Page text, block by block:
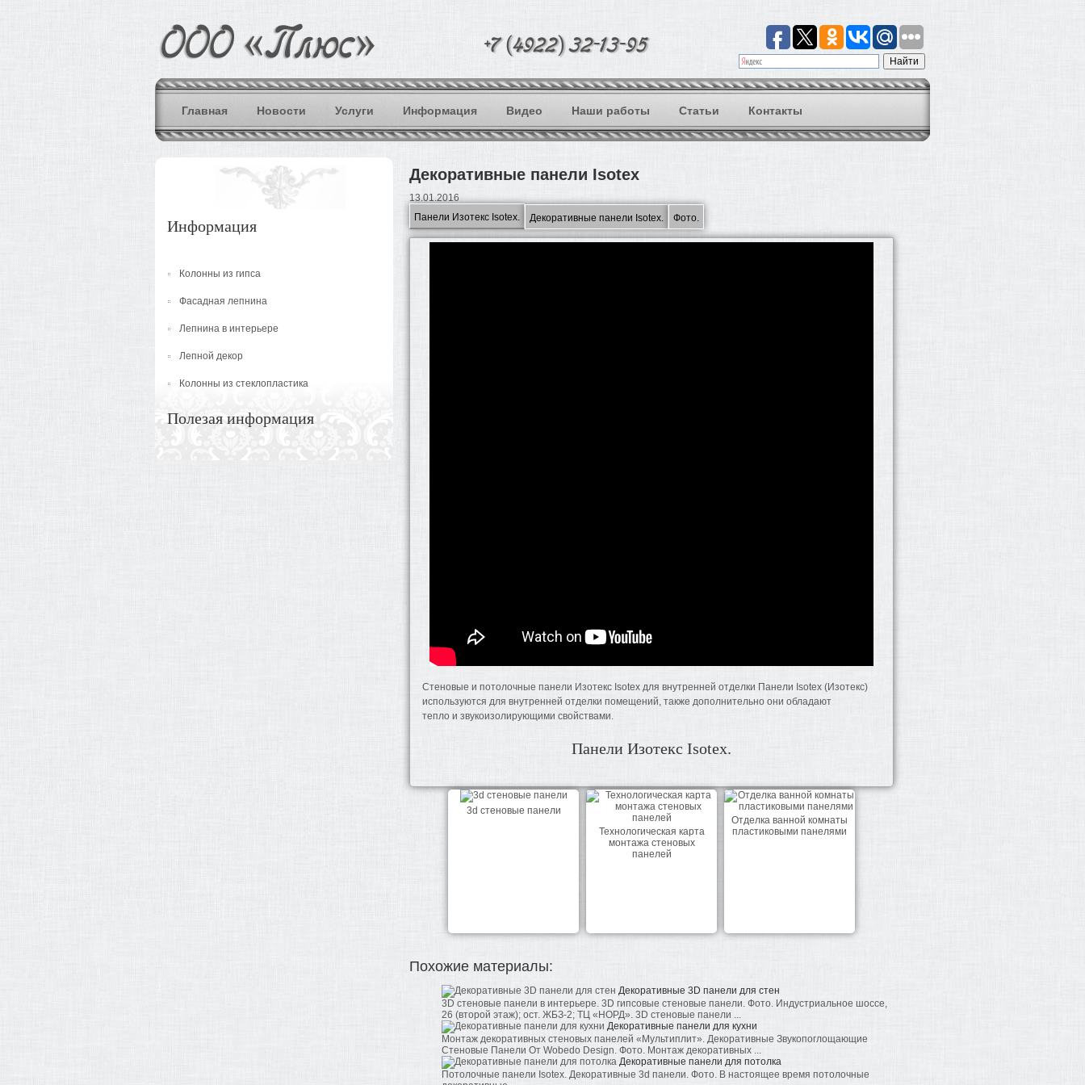
Главная Новости Услуги Информация Видео Наши работы Статьи Контакты
Информация
Колонны из гипса
Фасадная лепнина
Лепнина в интерьере
Лепной декор
Колонны из стеклопластика
Полезая информация
Декоративные панели Isotex
13.01.2016
Панели Изотекс Isotex.
Декоративные панели Isotex. Фото.
Стеновые и потолочные панели Изотекс Isotex для внутренней отделки Панели Isotex (Изотекс)
используются для внутренней отделки помещений, также дополнительно они обладают
тепло и звукоизолирующими свойствами.
Панели Изотекс Isotex.
3d стеновые панели
Технологическая карта
монтажа стеновых
панелей
Отделка ванной комнаты
пластиковыми панелями
Похожие материалы:
Декоративные 3D панели для стен
3D стеновые панели в интерьере. 3D гипсовые стеновые панели. Фото. Индустриальное шоссе,
26 (второй этаж); ост. ЖБЗ-2; ТЦ «НОРД». 3D стеновые панели ...
Декоративные панели для кухни
Монтаж декоративных стеновых панелей «Мультиплит». Декоративные Звукопоглощающие
Стеновые Панели От Wobedo Design. Фото. Монтаж декоративных ...
Декоративные панели для потолка
Потолочные панели Isotex. Декоративные 3d панели. Фото. В настоящее время потолочные